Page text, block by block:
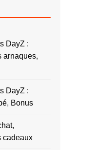
DayZ :
arnaques,
DayZ :
Bonus
cadeaux